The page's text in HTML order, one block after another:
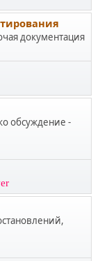
документация
обсуждение -